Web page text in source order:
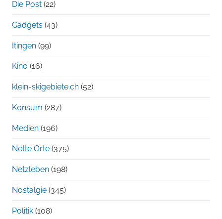
Die Post (22)
Gadgets (43)
Itingen (99)
Kino (16)
klein-skigebiete.ch (52)
Konsum (287)
Medien (196)
Nette Orte (375)
Netzleben (198)
Nostalgie (345)
Politik (108)